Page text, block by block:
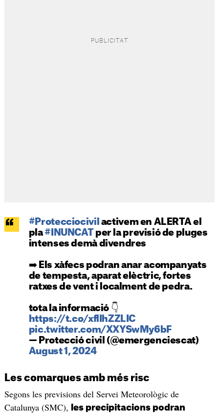
#Protecciocivil activem en ALERTA el
pla #INUNCATper la previsió de pluges
intenses demà divendres
➡️ Els xàfecs podran anar acompanyats
de tempesta, aparat elèctric, fortes
ratxes de vent i localment de pedra.
tota la informació 👇
https://t.co/xflIhZZLIC
pic.twitter.com/XXYSwMy6bF
— Protecció civil (@emergenciescat)
August 1, 2024
Les comarques amb més risc
Segons les previsions del Servei Meteorològic de
Catalunya (SMC),
les precipitacions podran